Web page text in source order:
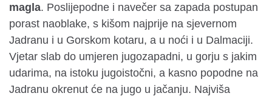
magla. Poslijepodne i navečer sa zapada postupan
porast naoblake, s kišom najprije na sjevernom
Jadranu i u Gorskom kotaru, a u noći i u Dalmaciji.
Vjetar slab do umjeren jugozapadni, u gorju s jakim
udarima, na istoku jugoistočni, a kasno popodne na
Jadranu okrenut će na jugo u jačanju. Najviša